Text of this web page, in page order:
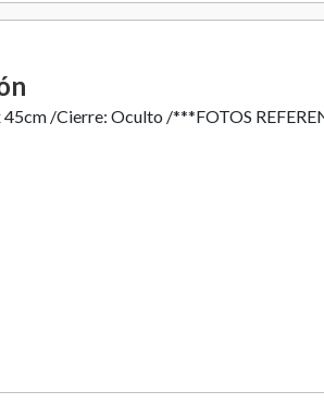
45cm /Cierre: Oculto /***FOTOS